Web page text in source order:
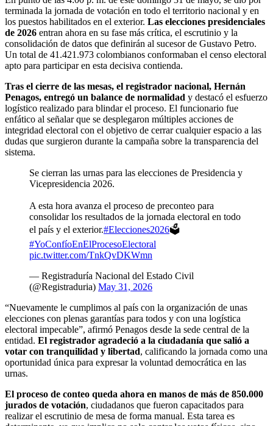
terminada la jornada de votación en todo el territorio nacional y en
los puestos habilitados en el exterior. Las elecciones presidenciales
de 2026 entran ahora en su fase más crítica, el escrutinio y la
consolidación de datos que definirán al sucesor de Gustavo Petro.
Un total de 41.421.973 colombianos conformaban el censo electoral
apto para participar en esta decisiva contienda.
Tras el cierre de las mesas, el registrador nacional, Hernán
Penagos, entregó un balance de normalidad y destacó el esfuerzo
logístico realizado para blindar el proceso. El funcionario fue
enfático al señalar que se desplegaron múltiples acciones de
integridad electoral con el objetivo de cerrar cualquier espacio a las
dudas que surgieron durante la campaña sobre la transparencia del
sistema.
Se cierran las urnas para las elecciones de Presidencia y
Vicepresidencia 2026.
A esta hora avanza el proceso de preconteo para
consolidar los resultados de la jornada electoral en todo
el país y el exterior.#Elecciones2026🗳️
#YoConfíoEnElProcesoElectoral
pic.twitter.com/TnkQvDKWmn
— Registraduría Nacional del Estado Civil
(@Registraduria) May 31, 2026
“Nuevamente le cumplimos al país con la organización de unas
elecciones con plenas garantías para todos y con una logística
electoral impecable”, afirmó Penagos desde la sede central de la
entidad. El registrador agradeció a la ciudadanía que salió a
votar con tranquilidad y libertad, calificando la jornada como una
oportunidad única para expresar la voluntad democrática en las
urnas.
El proceso de conteo queda ahora en manos de más de 850.000
jurados de votación, ciudadanos que fueron capacitados para
realizar el escrutinio de mesa de forma manual. Esta tarea es